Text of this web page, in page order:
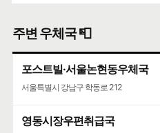
주변 우체국 📮
포스트빌·서울논현동우체국
서울특별시 강남구 학동로 212
영동시장우편취급국